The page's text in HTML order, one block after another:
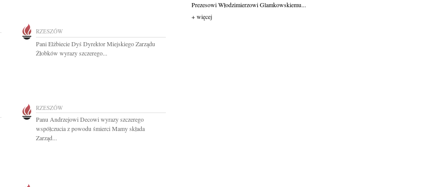
RZESZÓW
Pani Elżbiecie Dyś Dyrektor Miejskiego Zarządu
Żłobków wyrazy szczerego...
RZESZÓW
Panu Andrzejowi Decowi wyrazy szczerego
współczucia z powodu śmierci Mamy składa
Zarząd...
Prezesowi Włodzimierzowi Glamkowskiemu...
+ więcej